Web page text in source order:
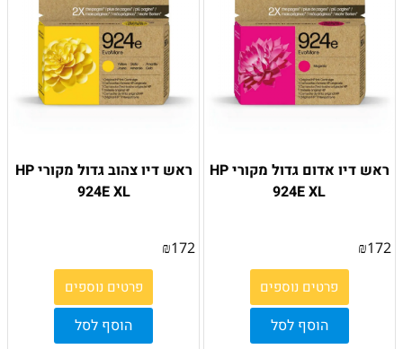
ראש דיו אדום גדול מקורי HP
924E XL
₪172
פרטים נוספים
הוסף לסל
ראש דיו צהוב גדול מקורי HP
924E XL
₪172
פרטים נוספים
הוסף לסל